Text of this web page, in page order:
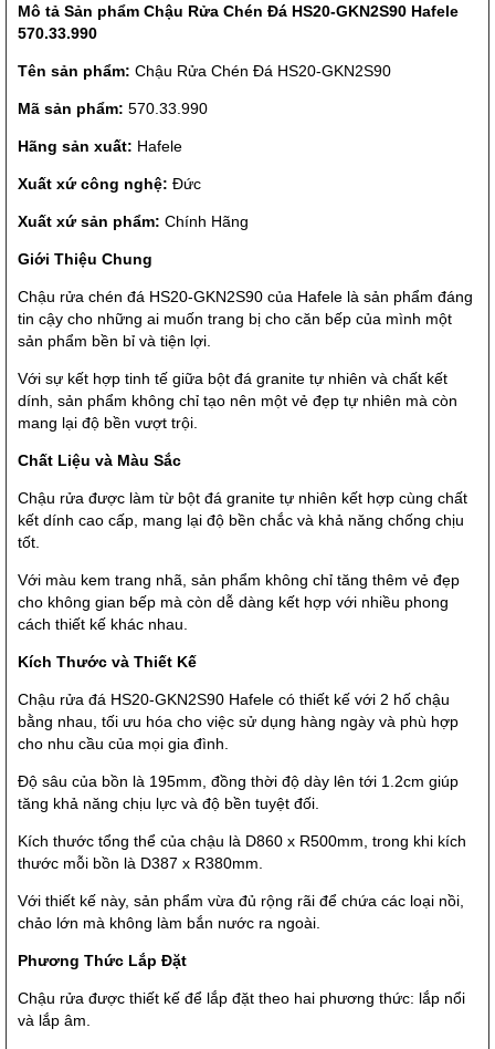
Mô tả Sản phẩm Chậu Rửa Chén Đá HS20-GKN2S90 Hafele
570.33.990
Tên sản phẩm: Chậu Rửa Chén Đá HS20-GKN2S90
Mã sản phẩm: 570.33.990
Hãng sản xuất: Hafele
Xuất xứ công nghệ: Đức
Xuất xứ sản phẩm: Chính Hãng
Giới Thiệu Chung
Chậu rửa chén đá HS20-GKN2S90 của Hafele là sản phẩm đáng
tin cậy cho những ai muốn trang bị cho căn bếp của mình một
sản phẩm bền bỉ và tiện lợi.
Với sự kết hợp tinh tế giữa bột đá granite tự nhiên và chất kết
dính, sản phẩm không chỉ tạo nên một vẻ đẹp tự nhiên mà còn
mang lại độ bền vượt trội.
Chất Liệu và Màu Sắc
Chậu rửa được làm từ bột đá granite tự nhiên kết hợp cùng chất
kết dính cao cấp, mang lại độ bền chắc và khả năng chống chịu
tốt.
Với màu kem trang nhã, sản phẩm không chỉ tăng thêm vẻ đẹp
cho không gian bếp mà còn dễ dàng kết hợp với nhiều phong
cách thiết kế khác nhau.
Kích Thước và Thiết Kế
Chậu rửa đá HS20-GKN2S90 Hafele có thiết kế với 2 hố chậu
bằng nhau, tối ưu hóa cho việc sử dụng hàng ngày và phù hợp
cho nhu cầu của mọi gia đình.
Độ sâu của bồn là 195mm, đồng thời độ dày lên tới 1.2cm giúp
tăng khả năng chịu lực và độ bền tuyệt đối.
Kích thước tổng thể của chậu là D860 x R500mm, trong khi kích
thước mỗi bồn là D387 x R380mm.
Với thiết kế này, sản phẩm vừa đủ rộng rãi để chứa các loại nồi,
chảo lớn mà không làm bắn nước ra ngoài.
Phương Thức Lắp Đặt
Chậu rửa được thiết kế để lắp đặt theo hai phương thức: lắp nổi
và lắp âm.